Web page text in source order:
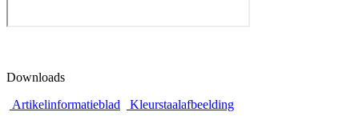
Downloads
Artikelinformatieblad
Kleurstaalafbeelding